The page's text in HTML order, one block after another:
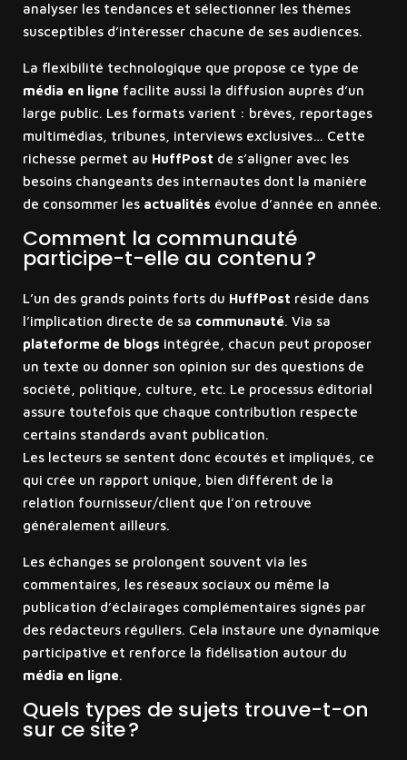
analyser les tendances et sélectionner les thèmes
susceptibles d’intéresser chacune de ses audiences.
La flexibilité technologique que propose ce type de
média en lignefacilite aussi la diffusion auprès d’un
large public. Les formats varient : brèves, reportages
multimédias, tribunes, interviews exclusives… Cette
richesse permet au HuffPost de s’aligner avec les
besoins changeants des internautes dont la manière
de consommer les actualités évolue d’année en année.
Comment la communauté
participe-t-elle au contenu ?
L’un des grands points forts du HuffPost réside dans
l’implication directe de sa communauté. Via sa
plateforme de blogs intégrée, chacun peut proposer
un texte ou donner son opinion sur des questions de
société, politique, culture, etc. Le processus éditorial
assure toutefois que chaque contribution respecte
certains standards avant publication.
Les lecteurs se sentent donc écoutés et impliqués, ce
qui crée un rapport unique, bien différent de la
relation fournisseur/client que l’on retrouve
généralement ailleurs.
Les échanges se prolongent souvent via les
commentaires, les réseaux sociaux ou même la
publication d’éclairages complémentaires signés par
des rédacteurs réguliers. Cela instaure une dynamique
participative et renforce la fidélisation autour du
média en ligne.
Quels types de sujets trouve-t-on
sur ce site ?